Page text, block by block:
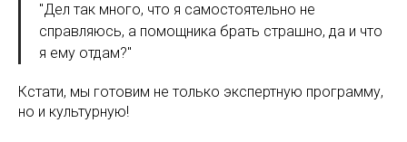
"Дел так много, что я самостоятельно не
справляюсь, а помощника брать страшно, да и что
я ему отдам?"
Кстати, мы готовим не только экспертную программу,
но и культурную!